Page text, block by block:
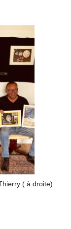
( à droite)